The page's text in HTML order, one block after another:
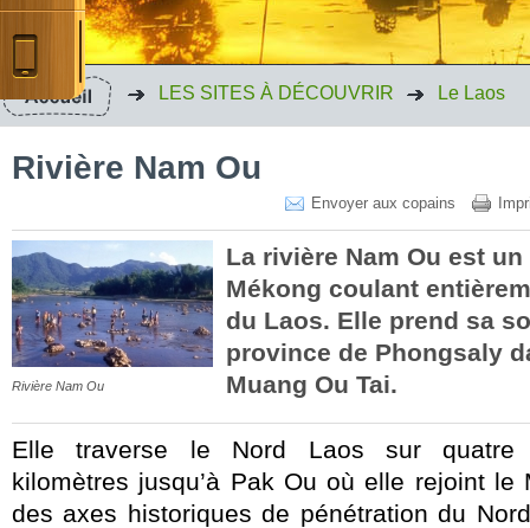
LES SITES À DÉCOUVRIR Le Laos
Rivière Nam Ou
Envoyer aux copains
Rivière Nam Ou
La rivière Nam Ou est
Mékong coulant
du Laos. Elle prend sa
province de Phongsaly
Muang Ou Tai.
Elle traverse le Nord Laos sur quatre
kilomètres jusqu’à Pak Ou où elle rejoint le
des axes historiques de pénétration du